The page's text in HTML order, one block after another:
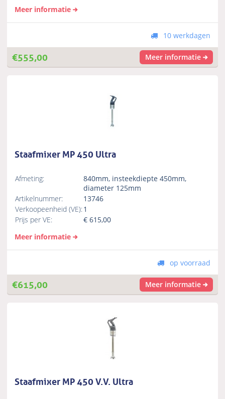
Meer informatie
10 werkdagen
€555,00 Meer informatie
Staafmixer MP 450 Ultra
Afmeting:
840mm, insteekdiepte 450mm,
diameter 125mm
Artikelnummer:
13746
Verkoopeenheid (VE):1
Prijs per VE:
€615,00
Meer informatie
op voorraad
€615,00 Meer informatie
Staafmixer MP 450 V.V. Ultra